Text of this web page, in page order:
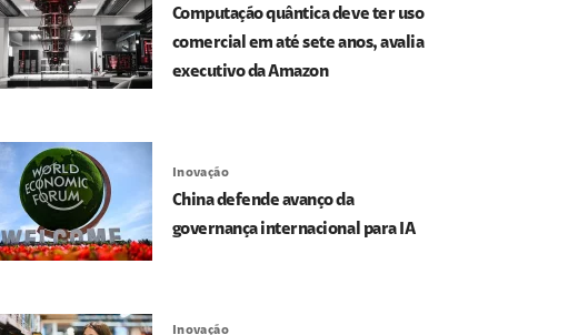
Computação quântica deve ter uso
comercial em até sete anos, avalia
executivo da Amazon
Inovação
China defende avanço da
governança internacional para IA
Inovação